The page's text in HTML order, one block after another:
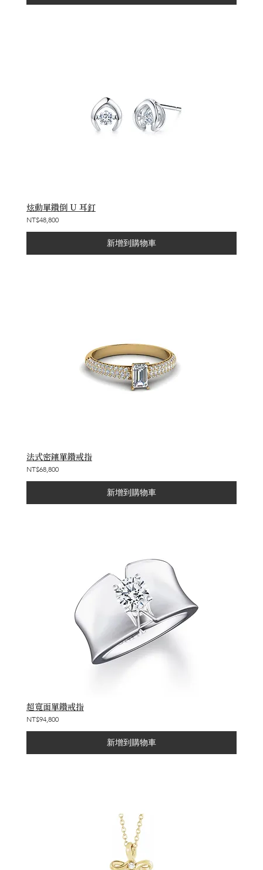
炫動單鑽倒 U 耳釘
NT$48,800
新增到購物車
法式密鑲單鑽戒指
NT$68,800
新增到購物車
超寬面單鑽戒指
NT$94,800
新增到購物車